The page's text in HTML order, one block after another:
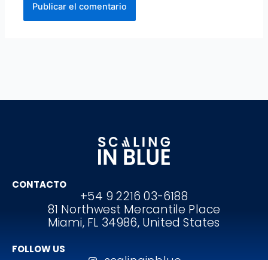
CONTACTO
+54 9 2216 03-6188
81 Northwest Mercantile Place
Miami, FL 34986, United States
FOLLOW US